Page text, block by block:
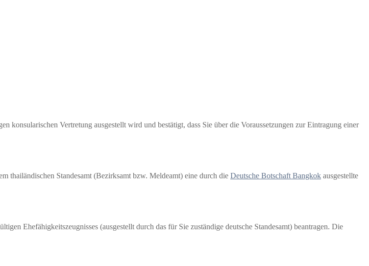
konsularischen Vertretung ausgestellt wird und bestätigt, dass Sie über die Voraussetzungen zur Eintragung einer
thailändischen Standesamt (Bezirksamt bzw. Meldeamt) eine durch die Deutsche Botschaft Bangkok ausgestellte
Ehefähigkeitszeugnisses (ausgestellt durch das für Sie zuständige deutsche Standesamt) beantragen. Die